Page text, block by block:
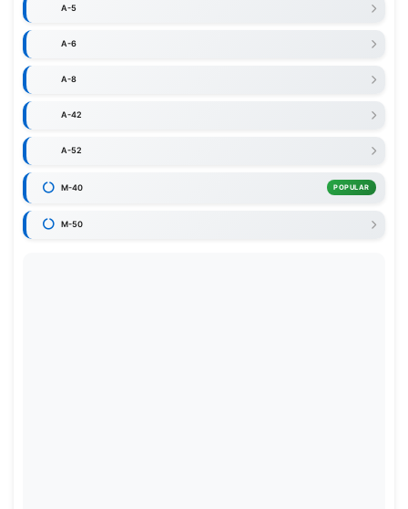
A-5
A-6
A-8
A-42
A-52
M-40 POPULAR
M-50